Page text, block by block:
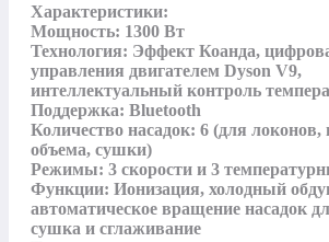
Характеристики:
Мощность: 1300 Вт
Технология: Эффект Коанда,
управления двигателем Dyson V9,
интеллектуальный контроль
Поддержка: Bluetooth
Количество насадок: 6 (для
объема, сушки)
Режимы: 3 скорости и 3
Функции: Ионизация, холодный
автоматическое вращение насадок
сушка и сглаживание